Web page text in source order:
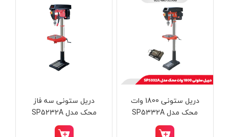
فیلتر بر اساس قیمت
تومان
دریل ستونی 1800 وات
محک مدل SP5332A
دریل ستونی سه فاز
محک مدل SP5232A